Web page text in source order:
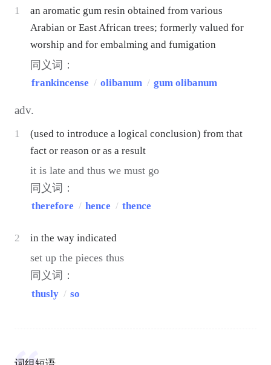
1
an aromatic gum resin obtained from various
Arabian or East African trees; formerly valued for
worship and for embalming and fumigation
同义词：
frankincense / olibanum / gum olibanum
adv.
1
(used to introduce a logical conclusion) from that
fact or reason or as a result
it is late and thus we must go
同义词：
therefore / hence / thence
2 in the way indicated
set up the pieces thus
同义词：
thusly / so